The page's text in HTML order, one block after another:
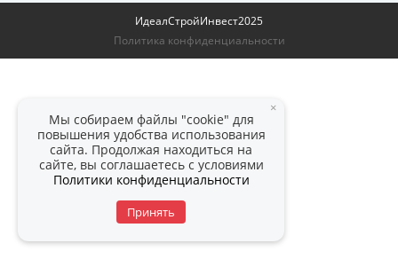
ИдеалСтройИнвест2025
Политика конфиденциальности
×
Мы собираем файлы "cookie" для
повышения удобства использования
сайта. Продолжая находиться на
сайте, вы соглашаетесь с условиями
Политики конфиденциальности
Принять